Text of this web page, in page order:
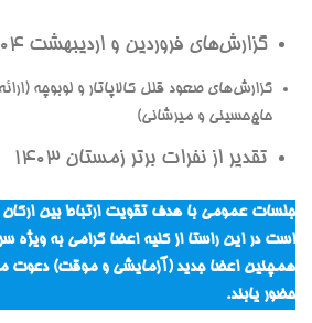
گزارش‌های فروردین و اردیبهشت ۱۴۰۴
گزارش‌های صعود قلل کالاپاتار و لوبوچه
حاج‌حسینی و میرشانی)
تقدیر از نفرات برتر زمستان ۱۴۰۳
جلسات عمومی با هدف تقویت ارتباط بین ارکان
است در این راستا از کلیه اعضا گرامی به ویژه
همچنین اعضا جدید (آزمایشی و موقت) دعوت
حضور یابند.